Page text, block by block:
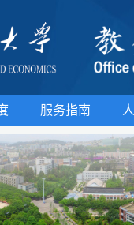
服务指南